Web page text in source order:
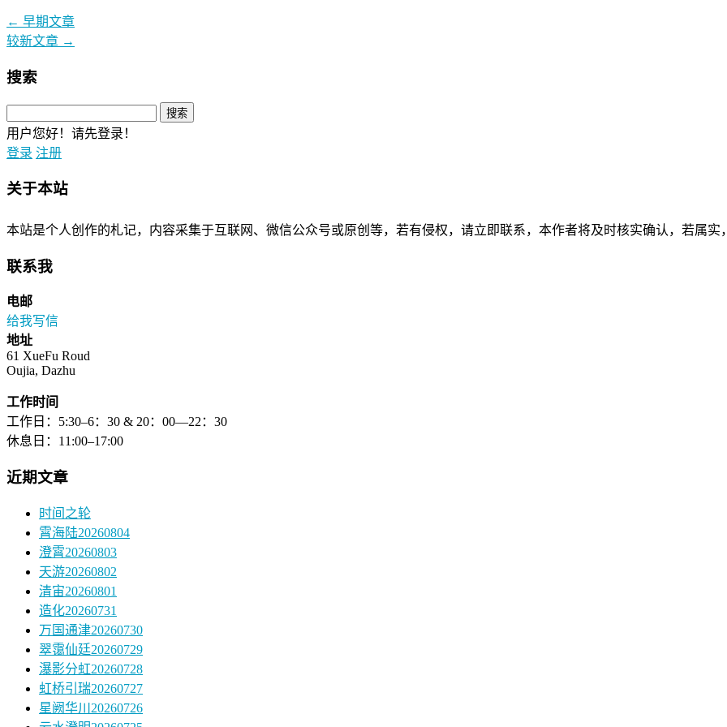
← 早期文章
较新文章 →
搜索
用户您好！请先登录！
登录 注册
关于本站
本站是个人创作的札记，内容采集于互联网、微信公众号或原创等，若有侵权，请立即联系，本作者将及时核实确认，若属实
联系我
电邮
给我写信
地址
61 XueFu Roud
Oujia, Dazhu
工作时间
工作日：5:30–6：30 & 20：00—22：30
休息日：11:00–17:00
近期文章
时间之轮
霄海陆20260804
澄霄20260803
天游20260802
清宙20260801
造化20260731
万国通津20260730
翠霭仙廷20260729
瀑影分虹20260728
虹桥引瑞20260727
星阙华川20260726